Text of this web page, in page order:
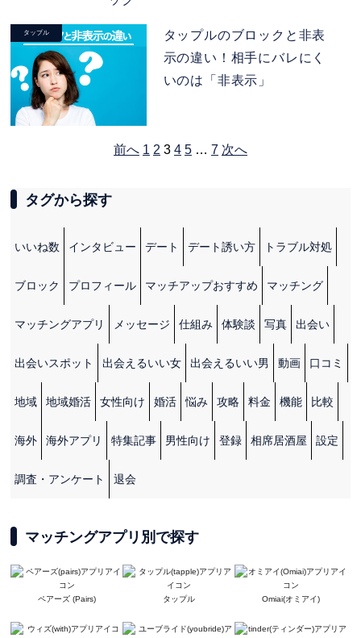
タップル
タップルのブロックと非表
示の違い！相手にバレにく
いのは「非表示」
前へ 1 2 3 4 5 … 7 次へ
タグから探す
いいね数 インタビュー デート デート誘い方 トラブル対処
ブロック プロフィール マッチアップおすすめ マッチング
マッチングアプリ メッセージ 仕組み 体験談 写真 出会い
出会いスポット 出会えるいい女 出会えるいい男 動画 口コミ
地域 地域婚活 女性向け 婚活 悩み 攻略 料金 機能 比較
海外 海外アプリ 特集記事 男性向け 登録 相席居酒屋 設定
調査・アンケート 退会
マッチングアプリ別で探す
ペアーズ (Pairs) タップル Omiai(オミアイ)